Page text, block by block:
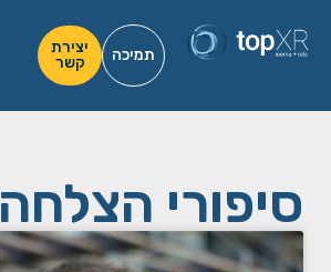
תמיכה
יצירת
קשר
סיפורי הצלחה